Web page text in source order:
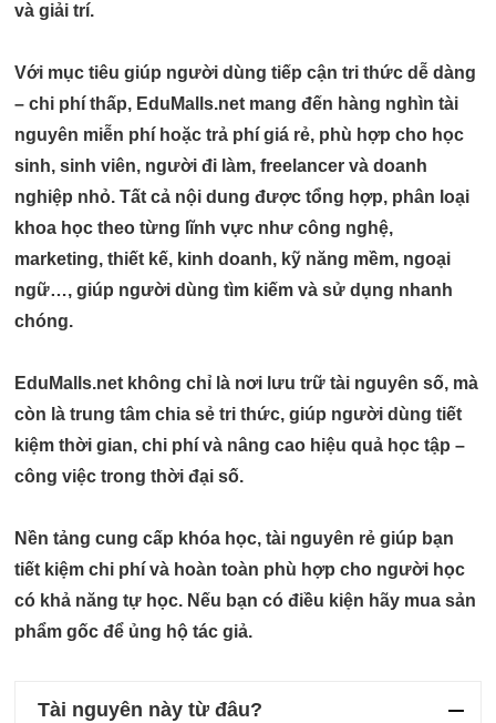
và giải trí.
Với mục tiêu giúp người dùngtiếp cận tri thức dễ dàng
– chi phí thấp, EduMalls.net mang đến hàng nghìn tài
nguyên miễn phí hoặc trả phí giá rẻ, phù hợp cho học
sinh, sinh viên, người đi làm, freelancer và doanh
nghiệp nhỏ. Tất cả nội dung được tổng hợp, phân loại
khoa học theo từng lĩnh vực nhưcông nghệ,
marketing, thiết kế, kinh doanh, kỹ năng mềm, ngoại
ngữ…, giúp người dùng tìm kiếm và sử dụng nhanh
chóng.
EduMalls.net không chỉ là nơi lưu trữ tài nguyên số, mà
còn làtrung tâm chia sẻ tri thức, giúp người dùngtiết
kiệm thời gian, chi phí và nâng cao hiệu quả học tập –
công việc trong thời đại số.
Nền tảng cung cấp khóa học, tài nguyên rẻ giúp bạn
tiết kiệm chi phí và hoàn toàn phù hợp cho người học
có khả năng tự học. Nếu bạn có điều kiện hãy mua sản
phẩm gốc để ủng hộ tác giả.
Tài nguyên này từ đâu?